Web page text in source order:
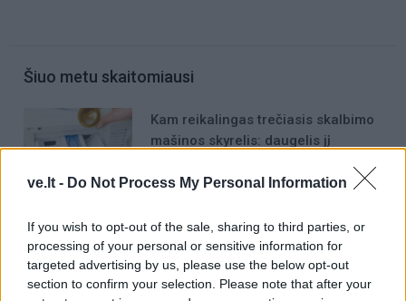
ve.lt - Do Not Process My Personal Information
If you wish to opt-out of the sale, sharing to third parties, or
processing of your personal or sensitive information for
targeted advertising by us, please use the below opt-out
section to confirm your selection. Please note that after your
Šiuo metu skaitomiausi
Kam reikalingas trečiasis skalbimo
mašinos skyrelis: daugelis jį
tūkstančių žmonių: kaip atrodys
plaukiojantis miestas
Išėjo uogauti – bet rado šį tą